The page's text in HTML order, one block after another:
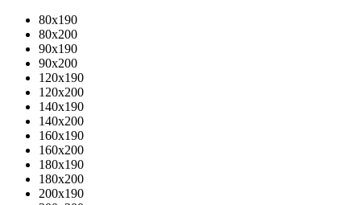
80x190
80x200
90x190
90x200
120x190
120x200
140x190
140x200
160x190
160x200
180x190
180x200
200x190